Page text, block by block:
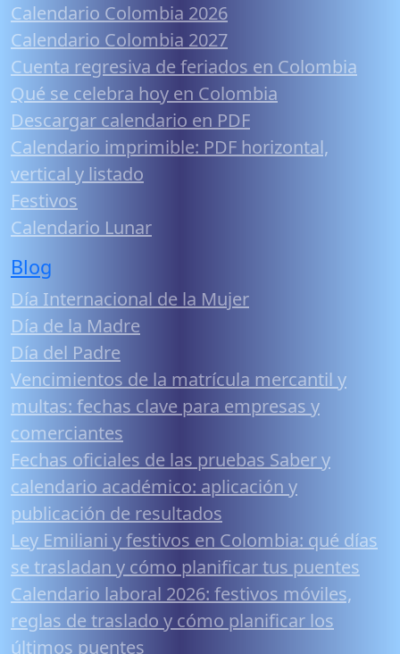
Calendario Colombia 2026
Calendario Colombia 2027
Cuenta regresiva de feriados en Colombia
Qué se celebra hoy en Colombia
Descargar calendario en PDF
Calendario imprimible: PDF horizontal,
vertical y listado
Festivos
Calendario Lunar
Blog
Día Internacional de la Mujer
Día de la Madre
Día del Padre
Vencimientos de la matrícula mercantil y
multas: fechas clave para empresas y
comerciantes
Fechas oficiales de las pruebas Saber y
calendario académico: aplicación y
publicación de resultados
Ley Emiliani y festivos en Colombia: qué días
se trasladan y cómo planificar tus puentes
Calendario laboral 2026: festivos móviles,
reglas de traslado y cómo planificar los
últimos puentes